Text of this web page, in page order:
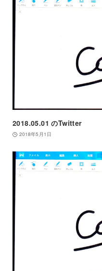
2018.05.01 のTwitter
2018年5月1日